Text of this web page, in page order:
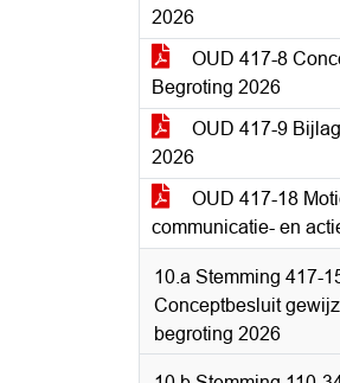
2026
OUD 417-8
Begroting 2026
OUD 417-9
2026
OUD 417-18
communicatie- en
10.a Stemming 417-
Conceptbesluit
begroting 2026